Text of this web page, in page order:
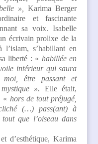
»,
Karima Berger
et fascinante
sa voix. Isabelle
écrivain prolixe de la
s’habillant en
liberté : « habillée en
intérieur qui saura
être passant et
». Elle était,
« hors de tout préjugé,
(…) pass(ant) à
que l’oiseau dans
d’esthétique, Karima